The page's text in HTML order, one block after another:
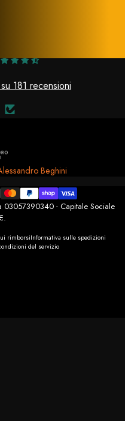
181 recensioni
Beghini
03057390340 - Capitale Sociale
rimborsiInformativa sulle spedizioni
del servizio